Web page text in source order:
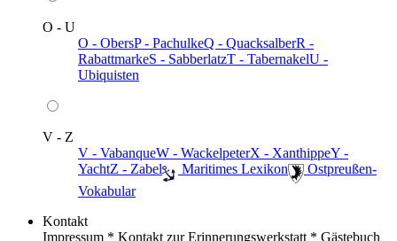
O - U
O - ObersP - PachulkeQ - QuacksalberR -
RabattmarkeS - SabberlatzT - TabernakelU -
Ubiquisten
V - Z
V - VabanqueW - WackelpeterX - XanthippeY -
YachtZ - Zabel ️ Maritimes Lexikon
️ Ostpreußen-
Vokabular
Kontakt
Impressum * Kontakt zur Erinnerungswerkstatt * Gästebuch